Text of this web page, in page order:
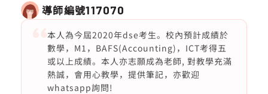
導師編號117070
本人為今屆2020年dse考生。校內預計成績於
數學，M1，BAFS(Accounting)，ICT考得五
或以上成績。本人亦志願成為老師, 對教學充滿
熱誠，會用心教學，提供筆記，亦歡迎
whatsapp詢問!